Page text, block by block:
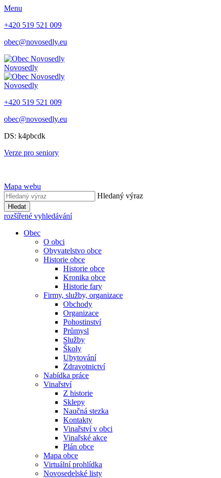
Menu
+420 519 521 009
obec@novosedly.eu
Novosedly
Novosedly
+420 519 521 009
obec@novosedly.eu
DS: k4pbcdk
Verze pro seniory
Mapa webu
Hledaný výraz
Hledat
rozšířené vyhledávání
Obec
O obci
Obyvatelstvo obce
Historie obce
Historie obce
Kronika obce
Historie fary
Firmy, služby, organizace
Obchody
Organizace
Pohostinství
Průmysl
Služby
Školy
Ubytování
Zdravotnictví
Nabídka práce
Vinařství
Z historie
Sklepy
Naučná stezka
Kontakty
Vinařství v obci
Vinařské akce
Plán obce
Mapa obce
Virtuální prohlídka
Novosedelské listy